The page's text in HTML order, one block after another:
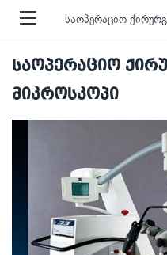
საოპერაციო
საოპერაციო
მიკროსკოპი